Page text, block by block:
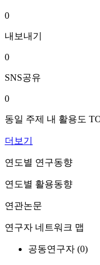
0
내보내기
0
SNS공유
0
동일 주제 내 활용도
더보기
연도별 연구동향
연도별 활용동향
연관논문
연구자 네트워크 맵
공동연구자 (0)